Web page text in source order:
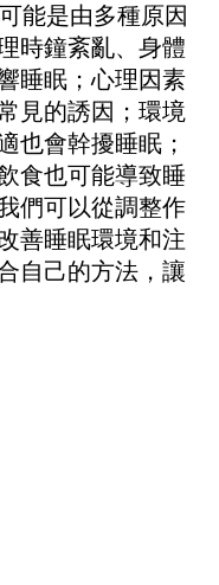
是由多種原因
時鐘紊亂、身體
睡眠；心理因素
見的誘因；環境
也會幹擾睡眠；
食也可能導致睡
們可以從調整作
善睡眠環境和注
自己的方法，讓